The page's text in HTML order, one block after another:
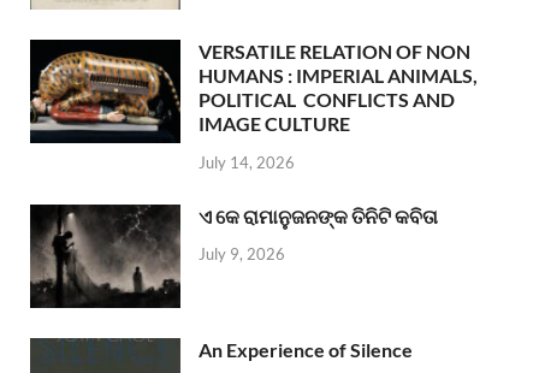
VERSATILE RELATION OF NON
HUMANS : IMPERIAL ANIMALS,
POLITICAL CONFLICTS AND
IMAGE CULTURE
July 14, 2026
ଏ କେ ରାମାନୁଜନଙ୍କ ତିନିଟି କବିତା
July 9, 2026
An Experience of Silence